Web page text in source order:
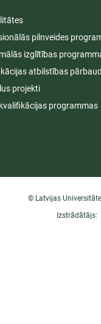
pilnveides
izglītības
atbilstības
projekti
programmas
© Latvijas
Izstrādātājs: